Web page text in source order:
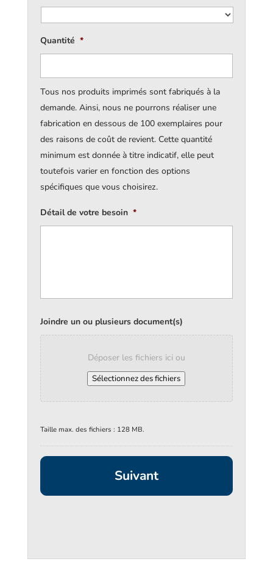
Quantité *
Tous nos produits imprimés sont fabriqués à la
demande. Ainsi, nous ne pourrons réaliser une
fabrication en dessous de 100 exemplaires pour
des raisons de coût de revient. Cette quantité
minimum est donnée à titre indicatif, elle peut
toutefois varier en fonction des options
spécifiques que vous choisirez.
Détail de votre besoin *
Joindre un ou plusieurs document(s)
Déposer les fichiers ici ou
Sélectionnez des fichiers
Taille max. des fichiers : 128 MB.